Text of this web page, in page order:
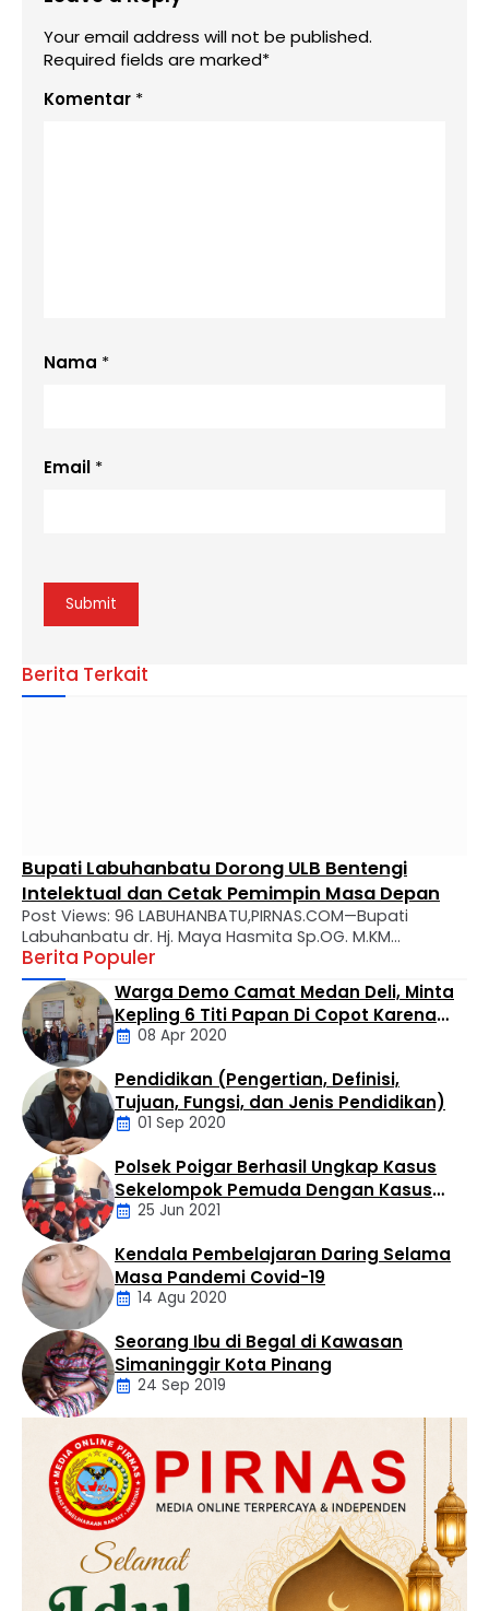
Your email address will not be published.
Required fields are marked*
Komentar *
Nama *
Email *
Berita Terkait
Bupati Labuhanbatu Dorong ULB Bentengi
Intelektual dan Cetak Pemimpin Masa Depan
Post Views: 96 LABUHANBATU,PIRNAS.COM—Bupati
Labuhanbatu dr. Hj. Maya Hasmita Sp.OG. M.KM
menyampaikan apresiasi mendalam atas perjalanan
panjang Universitas Labuhanbatu (ULB) yang kini genap
berusia 28 tahun. Dalam usianya yang makin matang,
ULB diharapkan tidak hanya menjadi tempat transfer
ilmu, melainkan kawah candradimuka dalam
melahirkan generasi muda yang inovatif, kritis, dan
berkarakter. Apresiasi tersebut disampaikan Bupati …
Berita Populer
Daerah
Warga Demo Camat Medan Deli, Minta
Kepling 6 Titi Papan Di Copot Karena
Tak Perduli Sama Warganya
08 Apr 2020
Artikel
Pendidikan (Pengertian, Definisi,
Tujuan, Fungsi, dan Jenis Pendidikan)
01 Sep 2020
Daerah
Polsek Poigar Berhasil Ungkap Kasus
Sekelompok Pemuda Dengan Kasus
Pencabulan
25 Jun 2021
Artikel
Kendala Pembelajaran Daring Selama
Masa Pandemi Covid-19
14 Agu 2020
Daerah
Hukum
Kriminal
Labusel
Seorang Ibu di Begal di Kawasan
Simaninggir Kota Pinang
24 Sep 2019